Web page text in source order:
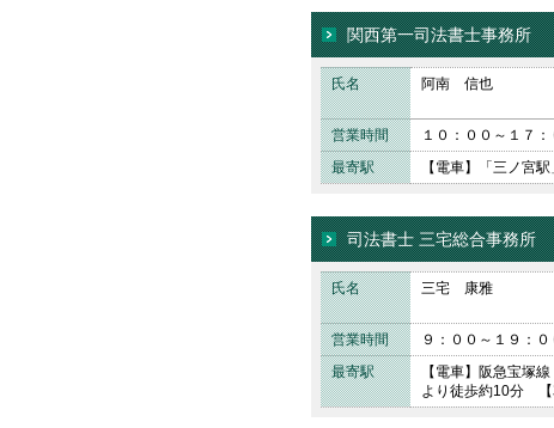
関西第一司法書士事務所
氏名 阿南 信也
営業時間
１０：００～１７
最寄駅
【電車】「三ノ宮
司法書士 三宅総合事務所
氏名 三宅 康雅
営業時間
９：００～１９：
最寄駅
【電車】阪急宝塚
より徒歩約10分 【